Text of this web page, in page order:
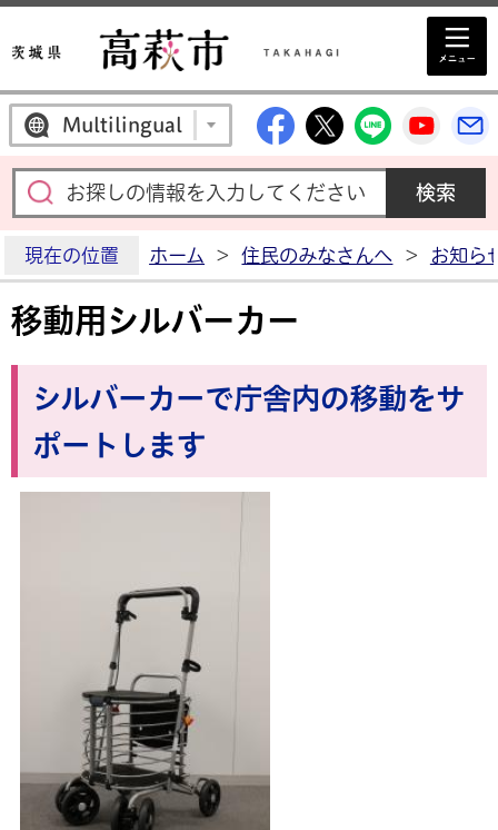
Multilingual 高萩市公式
高萩市公式X
高萩市
高
現在の位置 ホーム > 住民のみなさんへ > お知ら
移動用シルバーカー
シルバーカーで庁舎内の移動をサ
ポートします